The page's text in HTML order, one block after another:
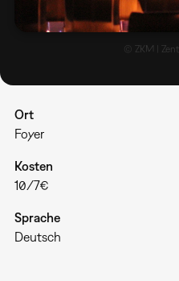
© ZKM |
Ort
Foyer
Kosten
10/7€
Sprache
Deutsch